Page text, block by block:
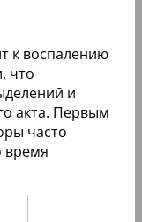
к воспалению
что
и
акта. Первым
часто
время